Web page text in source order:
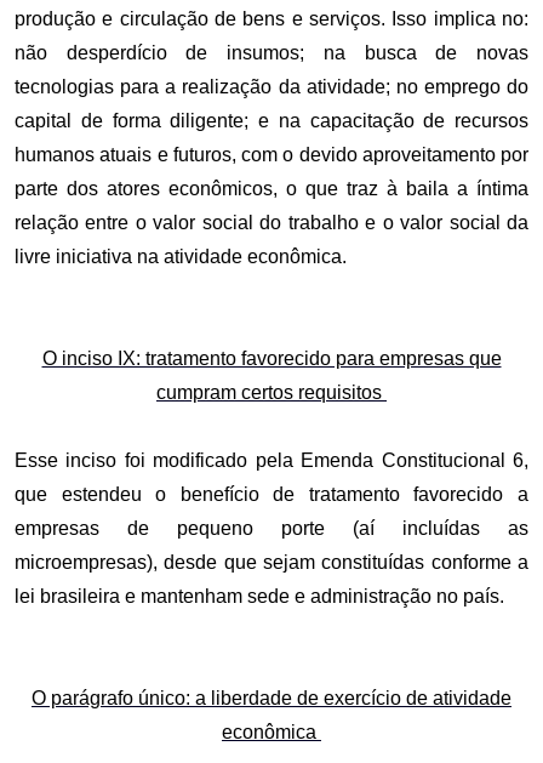
produção e circulação de bens e serviços. Isso implica no:
não desperdício de insumos; na busca de novas
tecnologias para a realização da atividade; no emprego do
capital de forma diligente; e na capacitação de recursos
humanos atuais e futuros, com o devido aproveitamento por
parte dos atores econômicos, o que traz à baila a íntima
relação entre o valor social do trabalho e o valor social da
livre iniciativa na atividade econômica.
O inciso IX: tratamento favorecido para empresas que
cumpram certos requisitos
Esse inciso foi modificado pela Emenda Constitucional 6,
que estendeu o benefício de tratamento favorecido a
empresas de pequeno porte (aí incluídas as
microempresas), desde que sejam constituídas conforme a
lei brasileira e mantenham sede e administração no país.
O parágrafo único: a liberdade de exercício de atividade
econômica